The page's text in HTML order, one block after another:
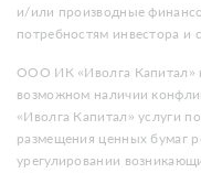
и/или производные
потребностям инвестора
ООО ИК «Иволга Капитал»
возможном наличии
«Иволга Капитал» услуги
размещения ценных бумаг
урегулировании